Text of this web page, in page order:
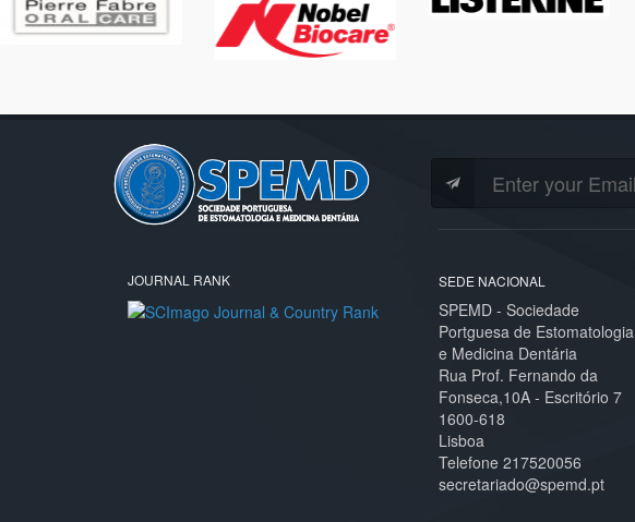
JOURNAL RANK SEDE NACIONAL
SPEMD - Sociedade
Portguesa de Estomatologia
e Medicina Dentária
Rua Prof. Fernando da
Fonseca,10A - Escritório 7
1600-618
Lisboa
Telefone 217520056
secretariado@spemd.pt